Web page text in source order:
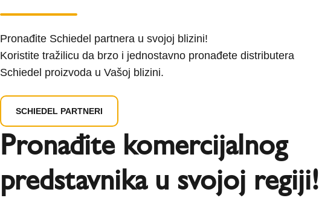
Pronađite Schiedel partnera u svojoj blizini!
Koristite tražilicu da brzo i jednostavno pronađete distributera
Schiedel proizvoda u Vašoj blizini.
SCHIEDEL PARTNERI
Pronađite komercijalnog
predstavnika u svojoj regiji!